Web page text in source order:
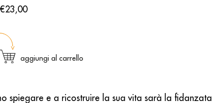
€23,00
aggiungi al carrello
spiegare e a ricostruire la sua vita sarà la fidanzata